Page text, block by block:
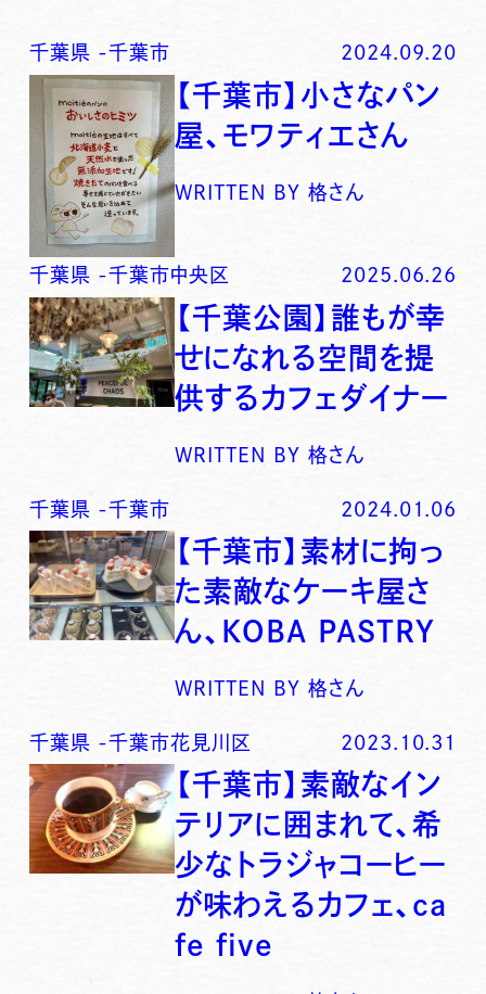
千葉県 -千葉市 2024.09.20
【千葉市】小さなパン
屋、モワティエさん
WRITTEN BY 格さん
千葉県 -千葉市中央区 2025.06.26
【千葉公園】誰もが幸
せになれる空間を提
供するカフェダイナー
WRITTEN BY 格さん
千葉県 -千葉市 2024.01.06
【千葉市】素材に拘っ
た素敵なケーキ屋さ
ん、KOBA PASTRY
WRITTEN BY 格さん
千葉県 -千葉市花見川区 2023.10.31
【千葉市】素敵なイン
テリアに囲まれて、希
少なトラジャコーヒー
が味わえるカフェ、ca
fe five